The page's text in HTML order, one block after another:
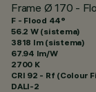
Frame Ø 170 -
F - Flood 44°
56.2 W (sistema)
3818 lm (sistema)
67.94 lm/W
2700 K
CRI 92 - Rf (Colour
DALI-2